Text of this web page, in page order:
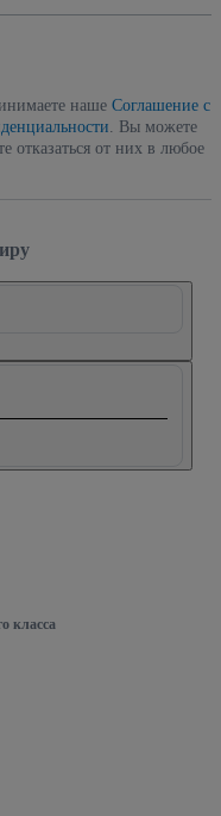
наше Соглашение с
. Вы можете
отказаться от них в любое
класса